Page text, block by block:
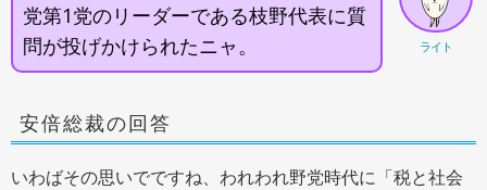
ライト
党第1党のリーダーである枝野代表に質
問が投げかけられたニャ。
安倍総裁の回答
いわばその思いでですね、われわれ野党時代に「税と社会